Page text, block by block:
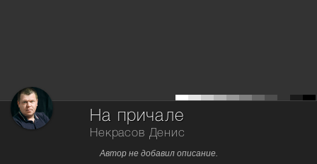
На причале
Некрасов Денис
Автор не добавил описание.